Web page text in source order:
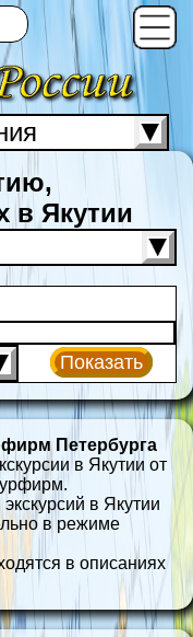
в Якутии
Показать
Петербурга
в Якутии от
в Якутии
в режиме
в описаниях